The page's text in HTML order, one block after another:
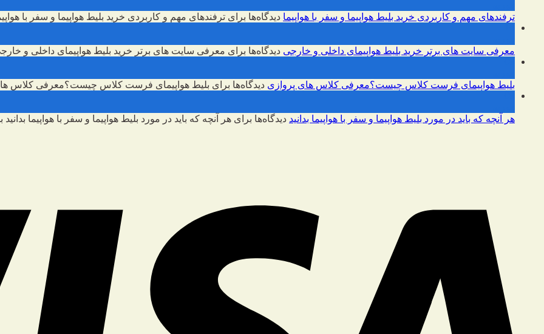
ترفندهای مهم و کاربردی خرید بلیط هواپیما و سفر با هواپیما دیدگاه‌ها برای ترفندهای مهم و کاربردی خرید بلیط هواپیما و سفر با
معرفی سایت های برتر خرید بلیط هواپیمای داخلی و خارجی دیدگاه‌ها برای معرفی سایت های برتر خرید بلیط هواپیمای داخلی و
بلیط هواپیمای فرست کلاس چیست؟معرفی کلاس های پروازی دیدگاه‌ها برای بلیط هواپیمای فرست کلاس چیست؟معرفی کلاس
هر آنچه که باید در مورد بلیط هواپیما و سفر با هواپیما بدانید دیدگاه‌ها برای هر آنچه که باید در مورد بلیط هواپیما و سفر با هواپیما بدانید